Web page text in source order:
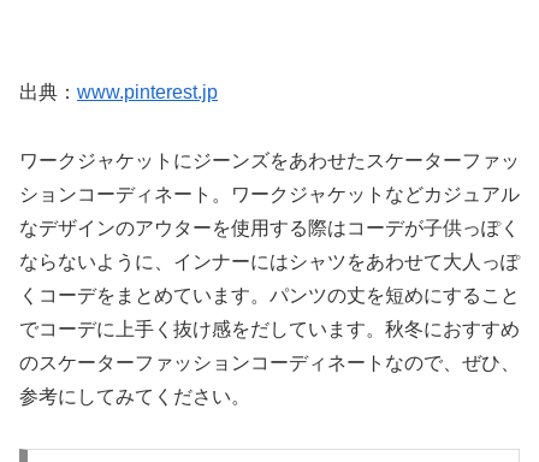
出典： www.pinterest.jp
ワークジャケットにジーンズをあわせたスケーターファッ
ションコーディネート。ワークジャケットなどカジュアル
なデザインのアウターを使用する際はコーデが子供っぽく
ならないように、インナーにはシャツをあわせて大人っぽ
くコーデをまとめています。パンツの丈を短めにすること
でコーデに上手く抜け感をだしています。秋冬におすすめ
のスケーターファッションコーディネートなので、ぜひ、
参考にしてみてください。